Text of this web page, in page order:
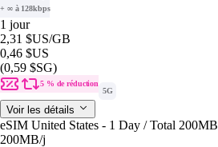
+ ∞ à 128kbps
1 jour
2,31 $US/GB
0,46 $US
(0,59 $SG)
5 % de réduction
5G
Voir les détails
eSIM United States - 1 Day / Total 200MB
200MB/j